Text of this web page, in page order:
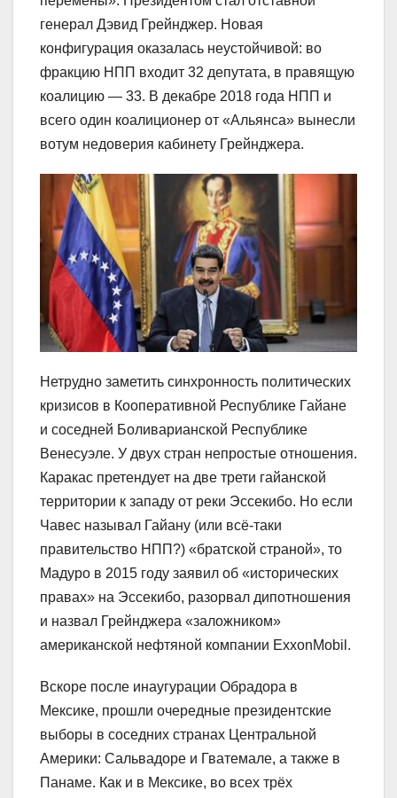
генерал Дэвид Грейнджер. Новая
конфигурация оказалась неустойчивой: во
фракцию НПП входит 32 депутата, в правящую
коалицию — 33. В декабре 2018 года НПП и
всего один коалиционер от «Альянса» вынесли
вотум недоверия кабинету Грейнджера.
Нетрудно заметить синхронность политических
кризисов в Кооперативной Республике Гайане
и соседней Боливарианской Республике
Венесуэле. У двух стран непростые отношения.
Каракас претендует на две трети гайанской
территории к западу от реки Эссекибо. Но если
Чавес называл Гайану (или всё-таки
правительство НПП?) «братской страной», то
Мадуро в 2015 году заявил об «исторических
правах» на Эссекибо, разорвал дипотношения
и назвал Грейнджера «заложником»
американской нефтяной компании ExxonMobil.
Вскоре после инаугурации Обрадора в
Мексике, прошли очередные президентские
выборы в соседних странах Центральной
Америки: Сальвадоре и Гватемале, а также в
Панаме. Как и в Мексике, во всех трёх